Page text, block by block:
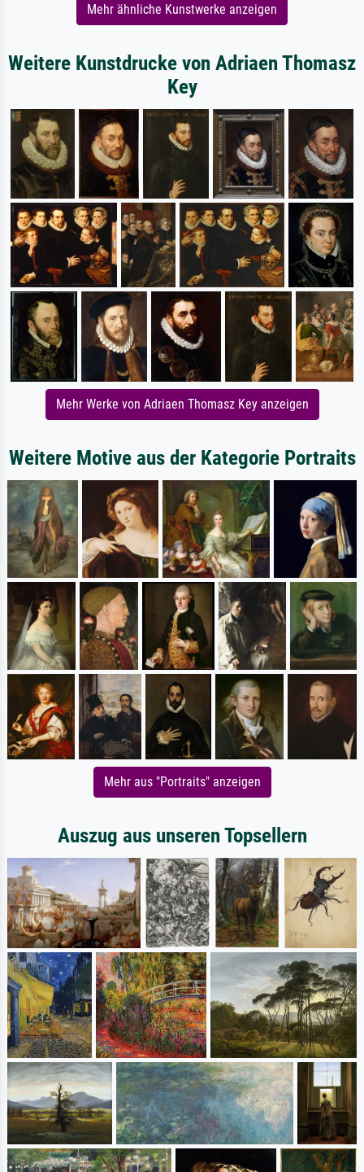
Mehr ähnliche Kunstwerke anzeigen
Weitere Kunstdrucke von Adriaen Thomasz
Key
Mehr Werke von Adriaen Thomasz Key anzeigen
Weitere Motive aus der Kategorie Portraits
Mehr aus "Portraits" anzeigen
Auszug aus unseren Topsellern